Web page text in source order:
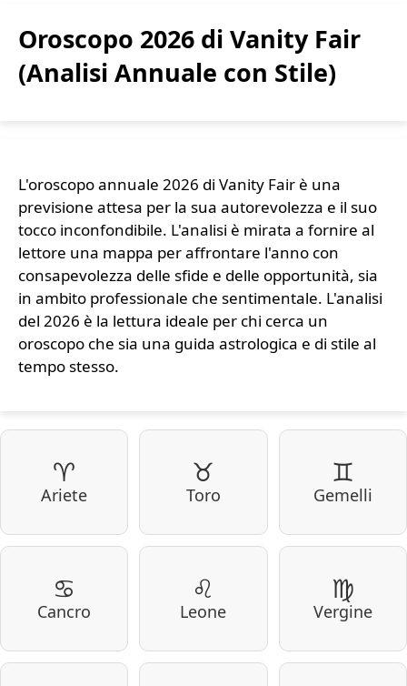
Oroscopo 2026 di Vanity Fair
(Analisi Annuale con Stile)
L'oroscopo annuale 2026 di Vanity Fair è una
previsione attesa per la sua autorevolezza e il suo
tocco inconfondibile. L'analisi è mirata a fornire al
lettore una mappa per affrontare l'anno con
consapevolezza delle sfide e delle opportunità, sia
in ambito professionale che sentimentale. L'analisi
del 2026 è la lettura ideale per chi cerca un
oroscopo che sia una guida astrologica e di stile al
tempo stesso.
♈
Ariete
♉
Toro
♊
Gemelli
♋
Cancro
♌
Leone
♍
Vergine